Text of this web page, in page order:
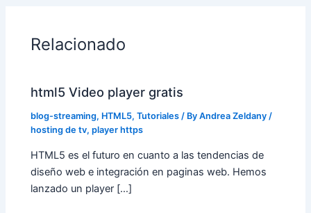
Relacionado
html5 Video player gratis
blog-streaming, HTML5,Tutoriales / ByAndrea Zeldany /
hosting de tv,player https
HTML5 es el futuro en cuanto a las tendencias de
diseño web e integración en paginas web. Hemos
lanzado un player […]